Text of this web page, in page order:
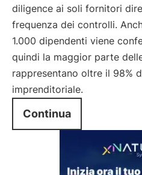
diligence ai soli fornitori
frequenza dei controlli.
1.000 dipendenti viene
quindi la maggior parte
rappresentano oltre il 98%
imprenditoriale.
Continua